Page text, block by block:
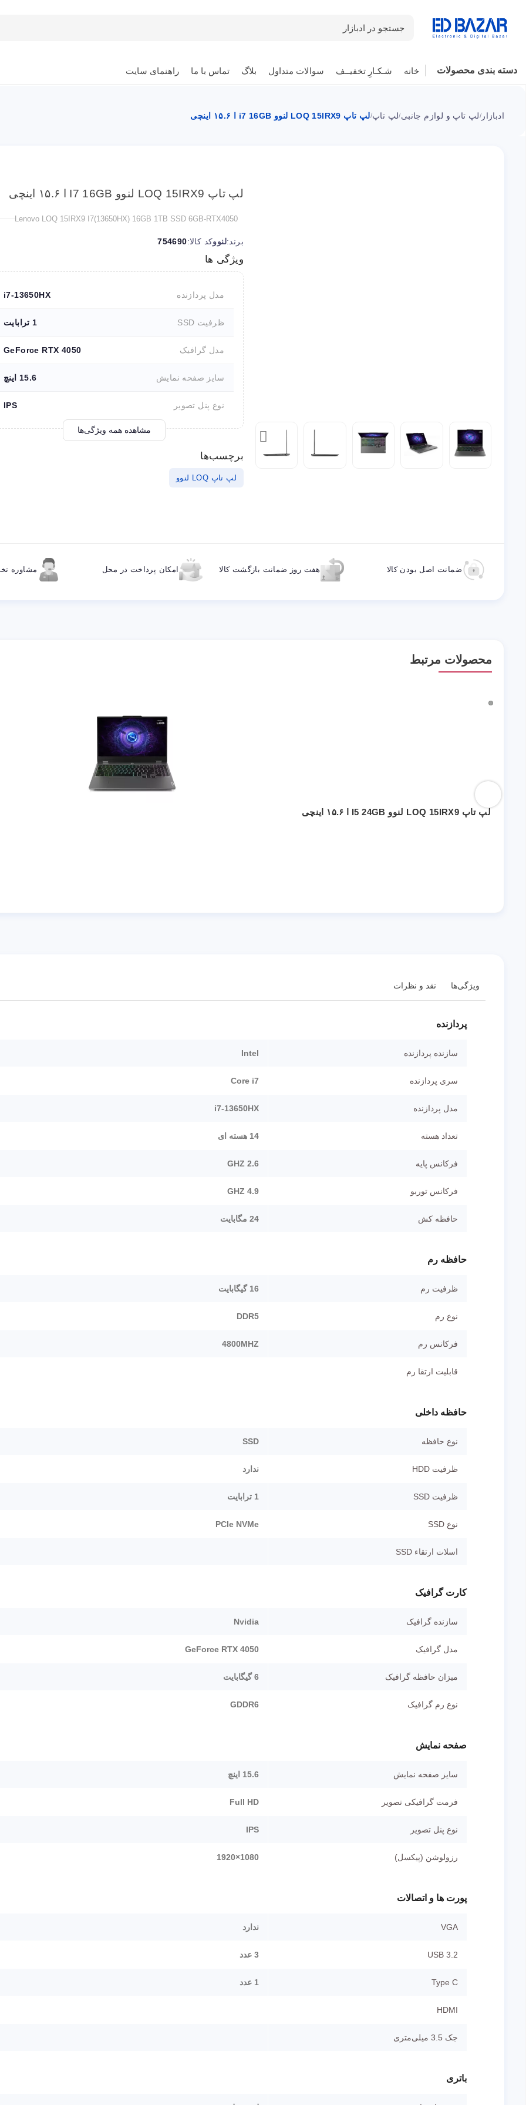
جستجو در ادبازار
دسته بندی محصولات خانه شـکـارِ تخفیــف سوالات متداول بلاگ تماس با ما راهنمای سایت
ادبازار /لپ تاپ و لوازم جانبی/لپ تاپ/لپ تاپ LOQ 15IRX9 لنوو i7 16GB ا ۱۵.۶ اینچی
لپ تاپ LOQ 15IRX9 لنوو I7 16GB ا ۱۵.۶ اینچی
Lenovo LOQ 15IRX9 I7(13650HX) 16GB 1TB SSD 6GB-RTX4050
برند:لنووکد کالا:754690
ویژگی ها
مدل پردازنده i7-13650HX
ظرفیت SSD 1 ترابایت
مدل گرافیک GeForce RTX 4050
سایز صفحه نمایش 15.6 اینچ
نوع پنل تصویر IPS
مشاهده همه ویژگی‌ها
برچسب‌ها
لپ تاپ LOQ لنوو
ضمانت اصل بودن کالا هفت روز ضمانت بازگشت کالا امکان پرداخت در محل مشاوره
محصولات مرتبط
لپ تاپ LOQ 15IRX9 لنوو I5 24GB ا ۱۵.۶ اینچی
ویژگی‌ها نقد و نظرات
پردازنده
سازنده پردازنده Intel
سری پردازنده Core i7
مدل پردازنده i7-13650HX
تعداد هسته 14 هسته ای
فرکانس پایه 2.6 GHZ
فرکانس توربو 4.9 GHZ
حافظه کش 24 مگابایت
حافظه رم
ظرفیت رم 16 گیگابایت
نوع رم DDR5
فرکانس رم 4800MHZ
قابلیت ارتقا رم
حافظه داخلی
نوع حافظه SSD
ظرفیت HDD ندارد
ظرفیت SSD 1 ترابایت
نوع SSD PCIe NVMe
اسلات ارتقاء SSD
کارت گرافیک
سازنده گرافیک Nvidia
مدل گرافیک GeForce RTX 4050
میزان حافظه گرافیک 6 گیگابایت
نوع رم گرافیک GDDR6
صفحه نمایش
سایز صفحه نمایش 15.6 اینچ
فرمت گرافیکی تصویر Full HD
نوع پنل تصویر IPS
رزولوشن (پیکسل) 1080×1920
پورت ها و اتصالات
VGA ندارد
USB 3.2 3 عدد
Type C 1 عدد
HDMI
جک 3.5 میلی‌متری
باتری